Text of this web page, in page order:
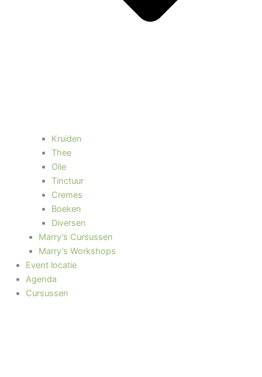
Kruiden
Thee
Olie
Tinctuur
Cremes
Boeken
Diversen
Marry’s Cursussen
Marry’s Workshops
Event locatie
Agenda
Cursussen